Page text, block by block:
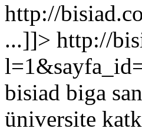
http://
...]]> http://
bisiad biga
üniversite